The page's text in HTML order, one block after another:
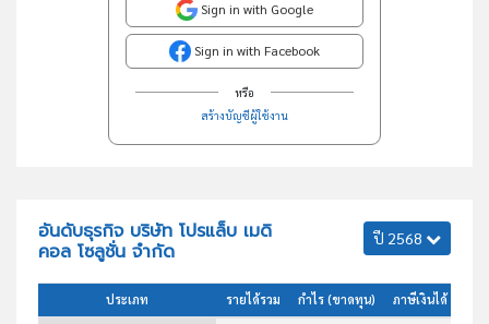
Sign in with Google
Sign in with Facebook
หรือ
สร้างบัญชีผู้ใช้งาน
อันดับธุรกิจ บริษัท โปรแล็บ เมดิ
คอล โซลูชั่น จำกัด
ปี 2568
ประเภท รายได้รวม กำไร (ขาดทุน) ภาษีเงินได้